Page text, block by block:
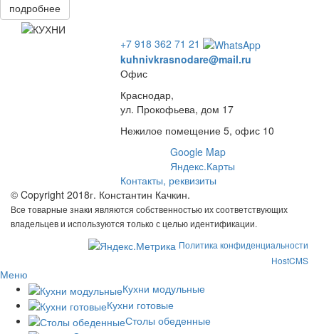
подробнее
+7 918 362 71 21
kuhnivkrasnodare@mail.ru
Офис
Краснодар,
ул. Прокофьева, дом 17
Нежилое помещение 5, офис 10
Google Map
Яндекс.Карты
Контакты, реквизиты
© Copyright 2018г. Константин Качкин.
Все товарные знаки являются собственностью их соответствующих
владельцев и используются только с целью идентификации.
Политика конфиденциальности
HostCMS
Меню
Кухни модульные
Кухни готовые
Столы обеденные